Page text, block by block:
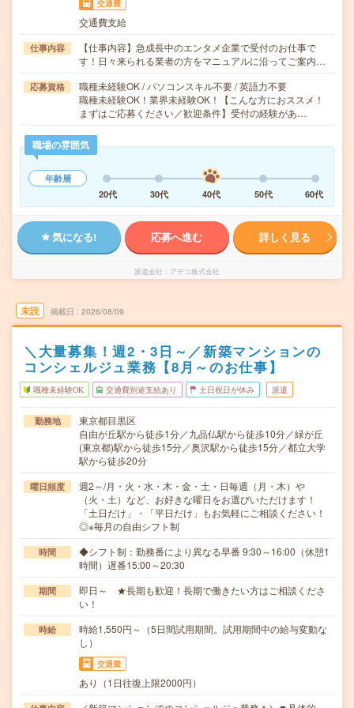
交通費
交通費支給
仕事内容
【仕事内容】急成長中のエンタメ企業で受付のお仕事で
す！日々来られる業者の方をマニュアルに沿ってご案内…
応募資格
職種未経験OK / パソコンスキル不要 / 英語力不要
職種未経験OK！業界未経験OK！【こんな方におススメ！
まずはご応募ください／歓迎条件】受付の経験があ…
職場の雰囲気
年齢層
20代
30代 40代 50代 60代
気になる! 応募へ進む 詳しく見る
派遣会社 アデコ株式会社
未読 掲載日 2026/08/09
＼大量募集！週2・3日～／新築マンションの
コンシェルジュ業務【8月～のお仕事】
職種未経験OK 交通費別途支給あり 土日祝日が休み 派遣
勤務地
東京都目黒区
自由が丘駅から徒歩1分／九品仏駅から徒歩10分／緑が丘
(東京都)駅から徒歩15分／奥沢駅から徒歩15分／都立大学
駅から徒歩20分
曜日頻度
週2～/月・火・水・木・金・土・日毎週（月・木）や
（火・土）など、お好きな曜日をお選びいただけます！
「土日だけ」・「平日だけ」もお気軽にご相談ください！
◎※毎月の自由シフト制
時間
◆シフト制：勤務番により異なる早番 9:30～16:00（休憩1
時間）遅番15:00～20:30
期間
即日～ ★長期も歓迎！長期で働きたい方はご相談くださ
い！
時給
時給1,550円～（5日間試用期間。試用期間中の給与変動な
し）
交通費
あり（1日往復上限2000円）